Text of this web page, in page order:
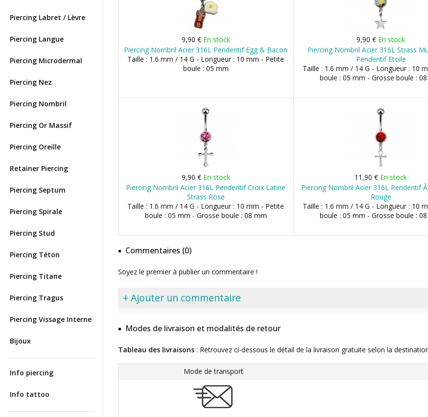
Piercing Labret / Lèvre
Piercing Langue
Piercing Microdermal
Piercing Nez
Piercing Nombril
Piercing Or Massif
Piercing Oreille
Retainer Piercing
Piercing Septum
Piercing Spirale
Piercing Stud
Piercing Téton
Piercing Titane
Piercing Tragus
Piercing Vissage Interne
Bijoux
Info piercing
Info tattoo
9,90 € En stock
Piercing Nombril Acier 316L Pendentif Egg & Bacon
Taille : 1.6 mm / 14 G - Longueur : 10 mm - Petite
boule : 05 mm
9,90 € En stock
Piercing Nombril Acier 316L Strass
Pendentif Etoile
Taille : 1.6 mm / 14 G - Longueur : 10
boule : 05 mm - Grosse boule :
9,90 € En stock
Piercing Nombril Acier 316L Pendentif Croix Latine
Strass Rose
Taille : 1.6 mm / 14 G - Longueur : 10 mm - Petite
boule : 05 mm - Grosse boule : 08 mm
11,90 € En stock
Piercing Nombril Acier 316L Pendentif
Rouge
Taille : 1.6 mm / 14 G - Longueur : 10
boule : 05 mm - Grosse boule :
Commentaires (0)
Soyez le premier à publier un commentaire !
+ Ajouter un commentaire
Modes de livraison et modalités de retour
Tableau des livraisons : Retrouvez ci-dessous le détail de la livraison gratuite selon la
Mode de transport